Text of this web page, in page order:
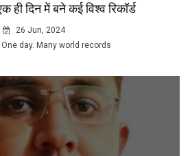
ही दिन में बने कई विश्व रिकॉर्ड
26 Jun, 2024
One day. Many world records